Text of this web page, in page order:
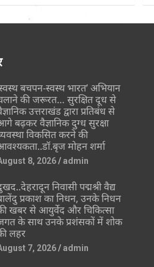
बचपन-स्वस्थ भारत’ अभियान
की जरूरत… सुरक्षित दूध से
उत्तराखंड द्वारा प्रतिबंध से
बढ़कर वैज्ञानिक दुग्ध सुरक्षा
विकसित करने की
मोहन शर्मा
8, 2026 admin
निवासी पद्मश्री वैद्य
प्रकाश का निधन, उनके निधन
खबर से आयुर्वेद और चिकित्सा
के साथ उनके प्रशंसकों में शोक
लहर
7, 2026 admin